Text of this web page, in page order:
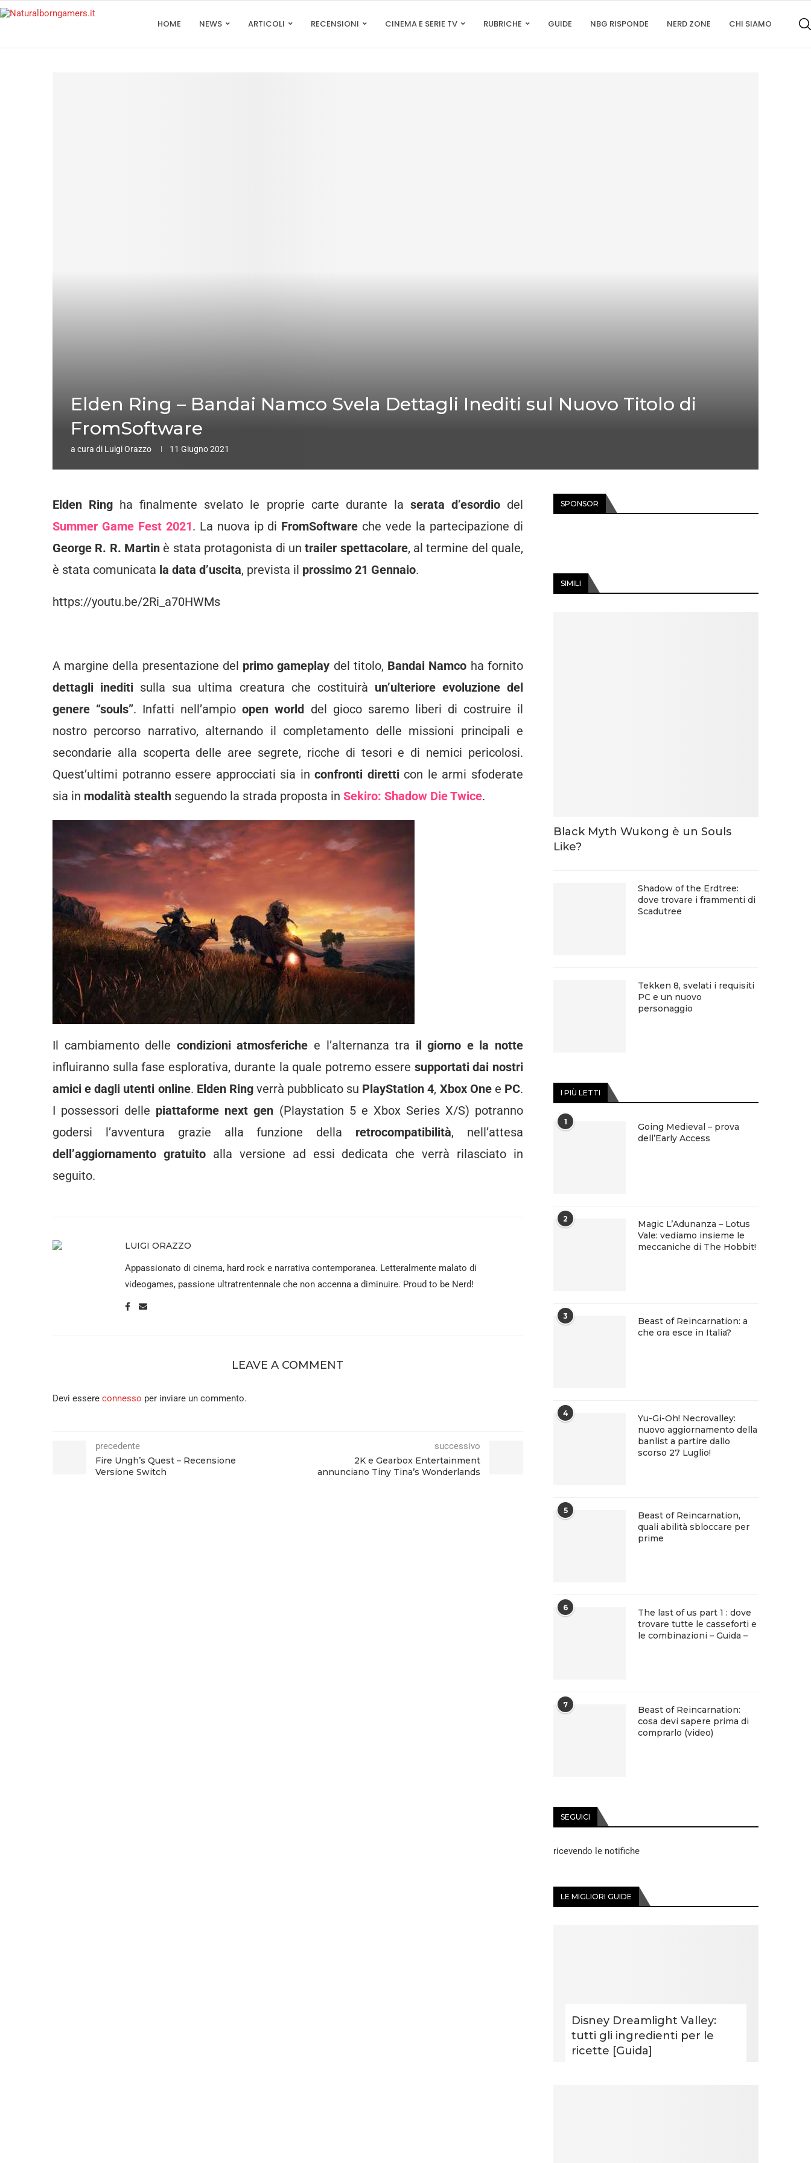
HOME NEWS ARTICOLI RECENSIONI CINEMA E SERIE TV RUBRICHE GUIDE NBG RISPONDE NERD ZONE CHI SIAMO
Elden Ring – Bandai Namco Svela Dettagli Inediti sul Nuovo Titolo di
FromSoftware
a cura di Luigi Orazzo 11 Giugno 2021
Elden Ring ha finalmente svelato le proprie carte durante la serata d’esordiodel
Summer Game Fest 2021. La nuova ip di FromSoftware che vede la partecipazione di
George R. R. Martin è stata protagonista di untrailer spettacolare, al termine del quale,
è stata comunicata la data d’uscita, prevista il prossimo 21 Gennaio.
https://youtu.be/2Ri_a70HWMs
A margine della presentazione del primo gameplay del titolo, Bandai Namco ha fornito
dettagli inediti sulla sua ultima creatura che costituirà un’ulteriore evoluzione del
genere “souls”. Infatti nell’ampioopen world del gioco saremo liberi di costruire il
nostro percorso narrativo, alternando il completamento delle missioni principali e
secondarie alla scoperta delle aree segrete, ricche di tesori e di nemici pericolosi.
Quest’ultimi potranno essere approcciati sia inconfronti diretticon le armi sfoderate
sia in modalità stealth seguendo la strada proposta in Sekiro: Shadow Die Twice.
Il cambiamento delle condizioni atmosferiche e l’alternanza tra il giorno e la notte
influiranno sulla fase esplorativa, durante la quale potremo essere supportati dai nostri
amici e dagli utenti online. Elden Ringverrà pubblicato su PlayStation 4, Xbox Onee PC.
I possessori delle piattaforme next gen (Playstation 5 e Xbox Series X/S) potranno
godersi l’avventura grazie alla funzione della retrocompatibilità, nell’attesa
dell’aggiornamento gratuitoalla versione ad essi dedicata che verrà rilasciato in
seguito.
LUIGI ORAZZO
Appassionato di cinema, hard rock e narrativa contemporanea. Letteralmente malato di
videogames, passione ultratrentennale che non accenna a diminuire. Proud to be Nerd!
LEAVE A COMMENT
Devi essere connesso per inviare un commento.
precedente
Fire Ungh’s Quest – Recensione
Versione Switch
successivo
2K e Gearbox Entertainment
annunciano Tiny Tina’s Wonderlands
SPONSOR
SIMILI
Black Myth Wukong è un Souls
Like?
Shadow of the Erdtree:
dove trovare i frammenti di
Scadutree
Tekken 8, svelati i requisiti
PC e un nuovo
personaggio
I PIÙ LETTI
1
Going Medieval – prova
dell’Early Access
2
Magic L’Adunanza – Lotus
Vale: vediamo insieme le
meccaniche di The Hobbit!
3
Beast of Reincarnation: a
che ora esce in Italia?
4
Yu-Gi-Oh! Necrovalley:
nuovo aggiornamento della
banlist a partire dallo
scorso 27 Luglio!
5
Beast of Reincarnation,
quali abilità sbloccare per
prime
6
The last of us part 1 : dove
trovare tutte le casseforti e
le combinazioni – Guida –
7
Beast of Reincarnation:
cosa devi sapere prima di
comprarlo (video)
SEGUICI
ricevendo le notifiche
LE MIGLIORI GUIDE
Disney Dreamlight Valley:
tutti gli ingredienti per le
ricette [Guida]